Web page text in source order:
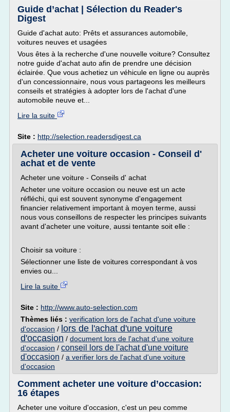
Guide d’achat | Sélection du Reader's
Digest
Guide d'achat auto: Prêts et assurances automobile,
voitures neuves et usagées
Vous êtes à la recherche d'une nouvelle voiture? Consultez
notre guide d'achat auto afin de prendre une décision
éclairée. Que vous achetiez un véhicule en ligne ou auprès
d'un concessionnaire, nous vous partageons les meilleurs
conseils et stratégies à adopter lors de l'achat d'une
automobile neuve et...
Lire la suite
Site : http://selection.readersdigest.ca
Acheter une voiture occasion - Conseil d'
achat et de vente
Acheter une voiture - Conseils d' achat
Acheter une voiture occasion ou neuve est un acte
réfléchi, qui est souvent synonyme d'engagement
financier relativement important à moyen terme, aussi
nous vous conseillons de respecter les principes suivants
avant d'acheter une voiture, aussi tentante soit elle :
Choisir sa voiture :
Sélectionner une liste de voitures correspondant à vos
envies ou...
Lire la suite
Site : http://www.auto-selection.com
Thèmes liés : verification lors de l'achat d'une voiture
d'occasion / lors de l'achat d'une voiture
d'occasion / document lors de l'achat d'une voiture
d'occasion / conseil lors de l'achat d'une voiture
d'occasion / a verifier lors de l'achat d'une voiture
d'occasion
Comment acheter une voiture d’occasion:
16 étapes
Acheter une voiture d'occasion, c'est un peu comme